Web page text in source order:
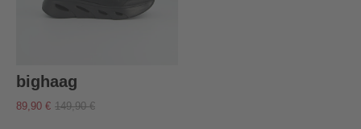
bighaag
89,90 € 149,90 €